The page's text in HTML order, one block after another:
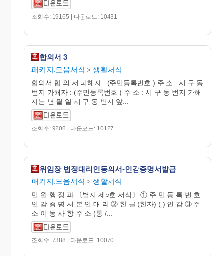
조회수: 19165 | 다운로드: 10431
합의서 3
패키지.모음서식 > 생활서식
합의서 합 의 서 피해자 : (주민등록번호 ) 주 소 : 시 구 동
번지 가해자 : (주민등록번호 ) 주 소 : 시 구 동 번지 가해
자는 년 월 일 시 구 동 번지 앞...
조회수: 9208 | 다운로드: 10127
위임장 법정대리인동의서-인감증명서발급
패키지.모음서식 > 생활서식
민 원 행 정 과 〔별지 제○호 서식〕 ① 주 민 등 록 번 호
인 감 증 명 서 본 인 대 리 ② 한 글 (한자) ( ) 인 감 ③ 주
소 이 동 사 항 주 소 (통 /...
조회수: 7388 | 다운로드: 10070